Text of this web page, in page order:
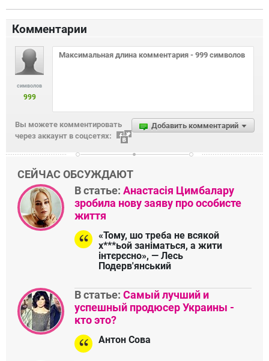
Комментарии
символов
999
Добавить комментарий
Вы можете комментировать
через аккаунт в соцсетях:
СЕЙЧАС ОБСУЖДАЮТ
В статье: Анастасія Цимбалару
зробила нову заяву про особисте
життя
«Тому, шо треба не всякой
х***ьой заніматься, а жити
інтєрєсно», — Лесь
Подерв'янський
В статье: Самый лучший и
успешный продюсер Украины -
кто это?
Антон Сова